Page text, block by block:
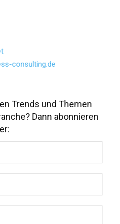
consulting.de
Trends und Themen
Dann abonnieren